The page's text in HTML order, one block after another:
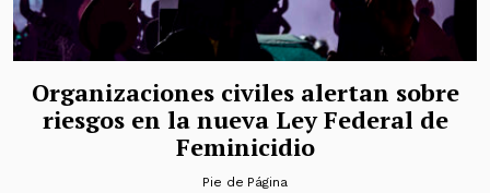
Organizaciones civiles alertan sobre
riesgos en la nueva Ley Federal de
Feminicidio
Pie de Página